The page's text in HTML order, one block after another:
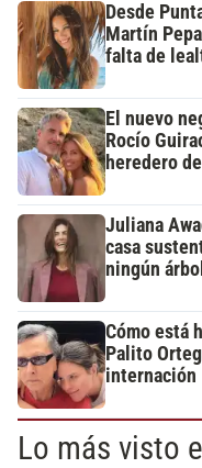
Desde
Martín
falta de
El nuevo
Rocío
heredero
Juliana
casa
ningún
Cómo está
Palito
internación
Lo más visto